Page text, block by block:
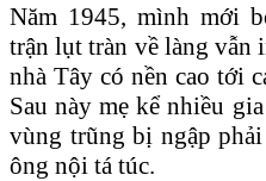
Năm 1945, mình mới
trận lụt tràn về làng vẫn
nhà Tây có nền cao tới
Sau này mẹ kể nhiều
vùng trũng bị ngập
ông nội tá túc.